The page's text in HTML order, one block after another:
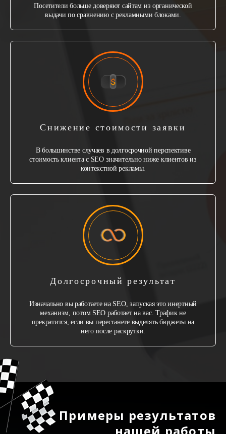
Посетители больше доверяют сайтам из органической
выдачи по сравнению с рекламными блоками.
Снижение стоимости заявки
В большинстве случаев в долгосрочной перспективе
стоимость клиента с SEO значительно ниже клиентов из
контекстной рекламы.
Долгосрочный результат
Изначально вы работаете на SEO, запуская это инертный
механизм, потом SEO работает на вас. Трафик не
прекратится, если вы перестанете выделять бюджеты на
него после раскрутки.
Примеры результатов